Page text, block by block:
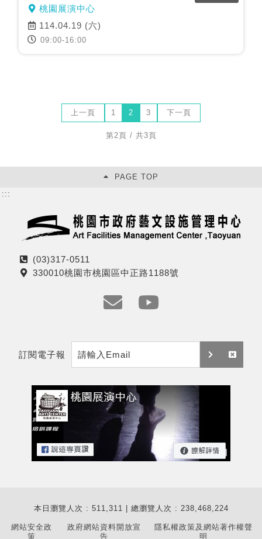
桃園展演中心
114.04.19 (六)
09:00-16:00
上一頁 1 2 3 下一頁
第2頁 / 共3頁
PAGE TOP
:::
電
話
(03)317-0511
地
330010桃園市桃園區中正路1188號
m
a
i
l
t
訂閱電子報
訂 取
本日瀏覽人次 : 511,311 | 總瀏覽人次 : 238,468,224
網站安全政
策
政府網站資料開放宣
告
隱私權政策及網站著作權聲
明